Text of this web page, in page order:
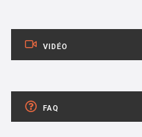
VIDÉO
FAQ